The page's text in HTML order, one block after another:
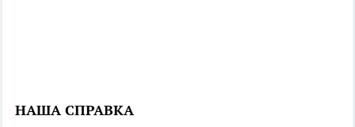
НАША СПРАВКА